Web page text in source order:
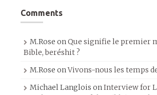
Comments
M.Rose onQue signifie le premier
Bible, beréshit ?
M.Rose onVivons-nous les temps
Michael Langlois onInterview for